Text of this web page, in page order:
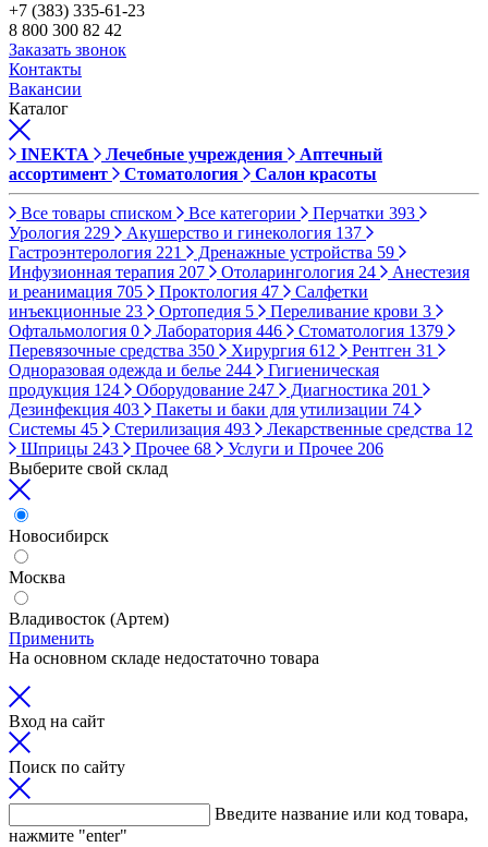
+7 (383) 335-61-23
8 800 300 82 42
Заказать звонок
Контакты
Вакансии
Каталог
INEKTA Лечебные учреждения
Аптечный
ассортимент
Стоматология Салон красоты
Все товары списком Все категории Перчатки 393
Урология 229 Акушерство и гинекология 137
Гастроэнтерология 221 Дренажные устройства 59
Инфузионная терапия 207 Отоларингология 24
Анестезия
и реанимация 705 Проктология 47
Салфетки
инъекционные 23 Ортопедия 5 Переливание крови 3
Офтальмология 0 Лаборатория 446 Стоматология 1379
Перевязочные средства 350 Хирургия 612 Рентген 31
Одноразовая одежда и белье 244
Гигиеническая
продукция 124 Оборудование 247 Диагностика 201
Дезинфекция 403 Пакеты и баки для утилизации 74
Системы 45 Стерилизация 493 Лекарственные средства 12
Шприцы 243 Прочее 68 Услуги и Прочее 206
Выберите свой склад
Новосибирск
Москва
Владивосток (Артем)
Применить
На основном складе недостаточно товара
Вход на сайт
Поиск по сайту
Введите название или код товара,
нажмите "enter"